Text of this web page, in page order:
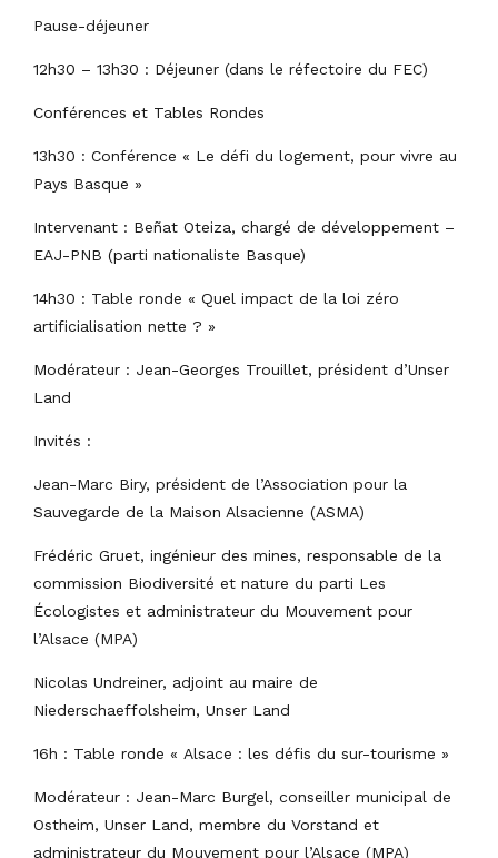
Pause-déjeuner
12h30 – 13h30 : Déjeuner (dans le réfectoire du FEC)
Conférences et Tables Rondes
13h30 : Conférence « Le défi du logement, pour vivre au
Pays Basque »
Intervenant : Beñat Oteiza, chargé de développement –
EAJ-PNB (parti nationaliste Basque)
14h30 : Table ronde « Quel impact de la loi zéro
artificialisation nette ? »
Modérateur : Jean-Georges Trouillet, président d’Unser
Land
Invités :
Jean-Marc Biry, président de l’Association pour la
Sauvegarde de la Maison Alsacienne (ASMA)
Frédéric Gruet, ingénieur des mines, responsable de la
commission Biodiversité et nature du parti Les
Écologistes et administrateur du Mouvement pour
l’Alsace (MPA)
Nicolas Undreiner, adjoint au maire de
Niederschaeffolsheim, Unser Land
16h : Table ronde « Alsace : les défis du sur-tourisme »
Modérateur : Jean-Marc Burgel, conseiller municipal de
Ostheim, Unser Land, membre du Vorstand et
administrateur du Mouvement pour l’Alsace (MPA)